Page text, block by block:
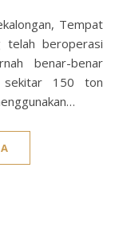
telah beroperasi
benar-benar
sekitar 150 ton